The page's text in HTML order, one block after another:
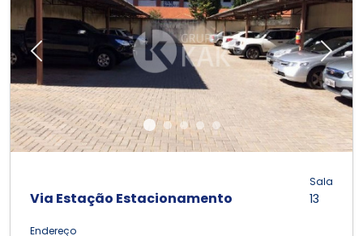
Previous Next
Via Estação Estacionamento
Sala
13
Endereço